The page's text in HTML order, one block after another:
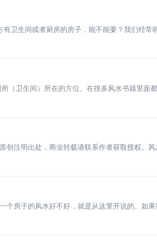
有卫生间或者厨房的房子，能不能要？我们经常
（卫生间）所在的方位。在很多风水书籍里面
注明出处，商业转载请联系作者获取授权。
个房子的风水好不好，就是从这里开说的。如果